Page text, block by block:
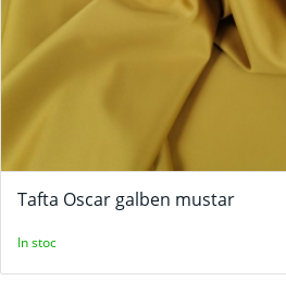
Tafta Oscar galben mustar
In stoc